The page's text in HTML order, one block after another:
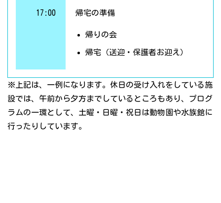
17:00 帰宅の準備
帰りの会
帰宅（送迎・保護者お迎え）
※上記は、一例になります。休日の受け入れをしている施
設では、午前から夕方までしているところもあり、プログ
ラムの一環として、土曜・日曜・祝日は動物園や水族館に
行ったりしています。